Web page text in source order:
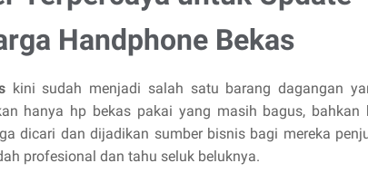
Handphone Bekas
kini sudah menjadi salah satu barang dagangan
hanya hp bekas pakai yang masih bagus, bahkan
dicari dan dijadikan sumber bisnis bagi mereka
profesional dan tahu seluk beluknya.